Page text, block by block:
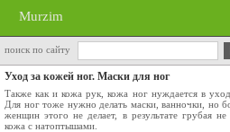
Murzim
поиск по сайту
Уход за кожей ног. Маски для ног
Также как и кожа рук, кожа ног нуждается в
Для ног тоже нужно делать маски, ванночки, но
женщин этого не делает, в результате грубая
кожа с натоптышами.